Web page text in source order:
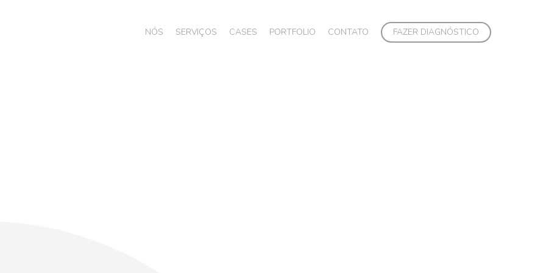
NÓS SERVIÇOS CASES PORTFOLIO CONTATO FAZER DIAGNÓSTICO